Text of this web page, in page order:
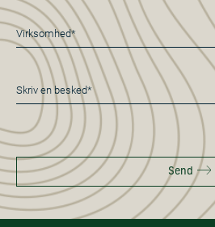
Virksomhed*
*
Besked
*
Send